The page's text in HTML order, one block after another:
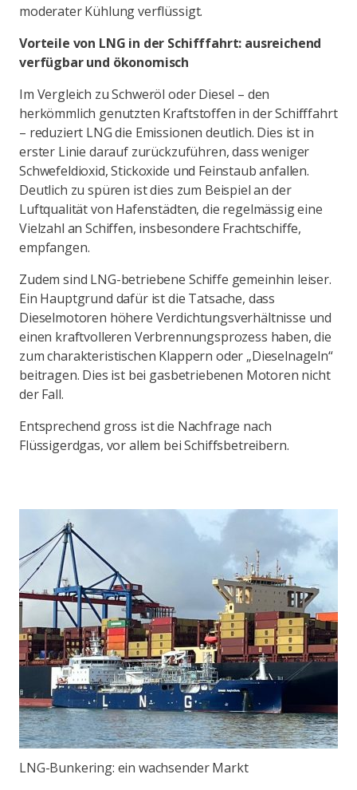
moderater Kühlung verflüssigt.
Vorteile von LNG in der Schifffahrt: ausreichend
verfügbar und ökonomisch
Im Vergleich zu Schweröl oder Diesel – den
herkömmlich genutzten Kraftstoffen in der Schifffahrt
– reduziert LNG die Emissionen deutlich. Dies ist in
erster Linie darauf zurückzuführen, dass weniger
Schwefeldioxid, Stickoxide und Feinstaub anfallen.
Deutlich zu spüren ist dies zum Beispiel an der
Luftqualität von Hafenstädten, die regelmässig eine
Vielzahl an Schiffen, insbesondere Frachtschiffe,
empfangen.
Zudem sind LNG-betriebene Schiffe gemeinhin leiser.
Ein Hauptgrund dafür ist die Tatsache, dass
Dieselmotoren höhere Verdichtungsverhältnisse und
einen kraftvolleren Verbrennungsprozess haben, die
zum charakteristischen Klappern oder „Dieselnageln“
beitragen. Dies ist bei gasbetriebenen Motoren nicht
der Fall.
Entsprechend gross ist die Nachfrage nach
Flüssigerdgas, vor allem bei Schiffsbetreibern.
LNG-Bunkering: ein wachsender Markt